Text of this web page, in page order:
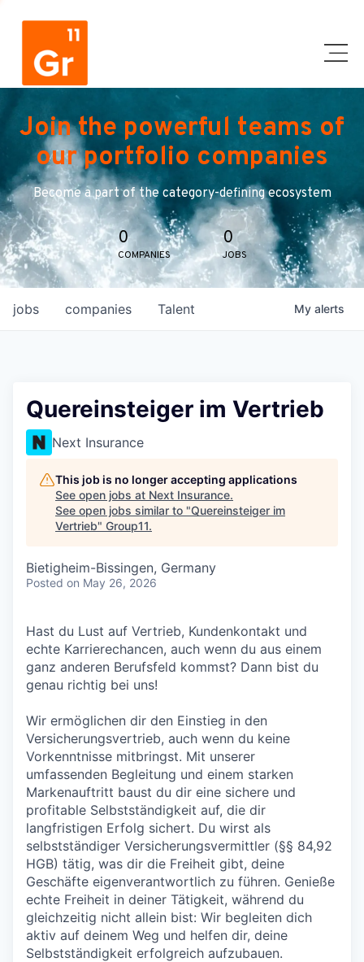
Join the powerful teams of
our portfolio companies
Become a part of the category-defining ecosystem
0
COMPANIES
0
JOBS
jobs companies Talent My alerts
Quereinsteiger im Vertrieb
Next Insurance
This job is no longer accepting applications
See open jobs at Next Insurance.
See open jobs similar to "Quereinsteiger im
Vertrieb" Group11.
Bietigheim-Bissingen, Germany
Posted on May 26, 2026
Hast du Lust auf Vertrieb, Kundenkontakt und
echte Karrierechancen, auch wenn du aus einem
ganz anderen Berufsfeld kommst? Dann bist du
genau richtig bei uns!
Wir ermöglichen dir den Einstieg in den
Versicherungsvertrieb, auch wenn du keine
Vorkenntnisse mitbringst. Mit unserer
umfassenden Begleitung und einem starken
Markenauftritt baust du dir eine sichere und
profitable Selbstständigkeit auf, die dir
langfristigen Erfolg sichert. Du wirst als
selbstständiger Versicherungsvermittler (§§ 84,92
HGB) tätig, was dir die Freiheit gibt, deine
Geschäfte eigenverantwortlich zu führen. Genieße
echte Freiheit in deiner Tätigkeit, während du
gleichzeitig nicht allein bist: Wir begleiten dich
aktiv auf deinem Weg und helfen dir, deine
Selbstständigkeit erfolgreich aufzubauen.